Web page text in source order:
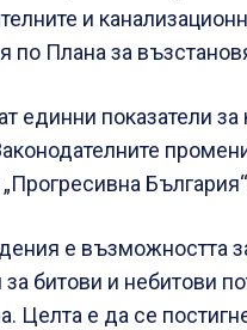
и
по Плана за
единни показатели
е възможността
битови и небитови
Целта е да се